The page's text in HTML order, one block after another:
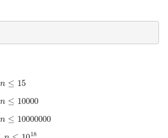
n ≤ 15
≤15
n ≤ 10000
≤10000
n ≤ 10000000
≤10000000
18